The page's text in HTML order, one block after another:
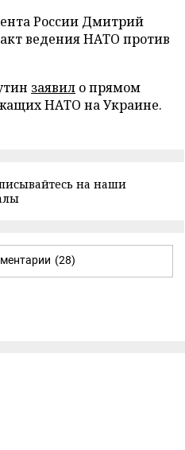
России Дмитрий
ведения НАТО против
заявил о прямом
НАТО на Украине.
на наши
(28)